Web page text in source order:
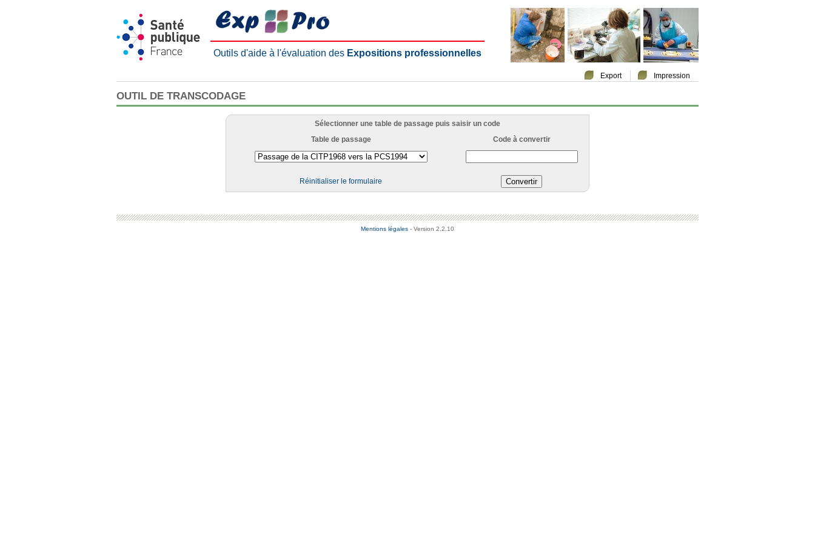
Outils d'aide à l'évaluation des Expositions professionnelles
Export Impression
OUTIL DE TRANSCODAGE
Sélectionner une table de passage puis saisir un code
Table de passage
Code à convertir
Réinitialiser le formulaire
Mentions légales - Version 2.2.10